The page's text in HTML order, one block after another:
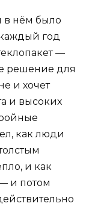
в нём было
год
—
решение для
и хочет
и высоких
как люди
и как
и потом